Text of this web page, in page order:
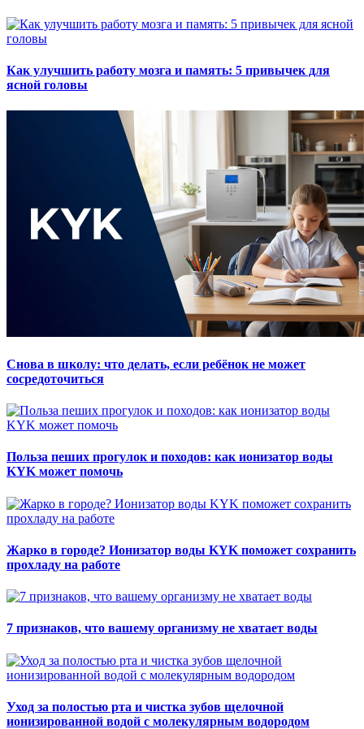
Как улучшить работу мозга и память: 5 привычек для
ясной головы
Снова в школу: что делать, если ребёнок не может
сосредоточиться
Польза пеших прогулок и походов: как ионизатор воды
KYK может помочь
Жарко в городе? Ионизатор воды KYK поможет сохранить
прохладу на работе
7 признаков, что вашему организму не хватает воды
Уход за полостью рта и чистка зубов щелочной
ионизированной водой с молекулярным водородом